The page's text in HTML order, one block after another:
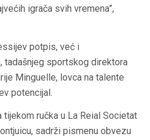
igrača svih vremena”,
potpis, već i
tadašnjeg sportskog direktora
Minguelle, lovca na talente
potencijal.
tijekom ručka u La Reial Societat
sadrži pismenu obvezu